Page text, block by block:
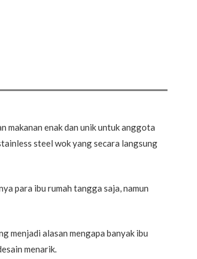
makanan enak dan unik untuk anggota
steel wok yang secara langsung
para ibu rumah tangga saja, namun
menjadi alasan mengapa banyak ibu
menarik.